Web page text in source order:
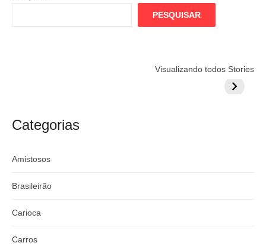
PESQUISAR
Visualizando todos Stories
argentino
do
Categorias
Amistosos
Brasileirão
Carioca
Carros